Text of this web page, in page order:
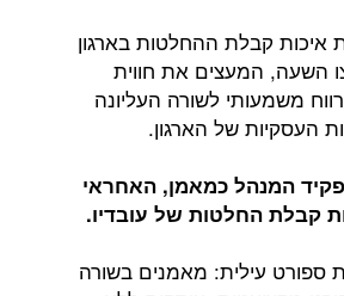
איכות קבלת ההחלטות בארגון
השעה, המעצים את חווית
משמעותי לשורה העליונה
העסקיות של הארגון.
המנהל כמאמן, האחראי
קבלת החלטות של עובדיו.
ספורט עילית: מאמנים בשורה